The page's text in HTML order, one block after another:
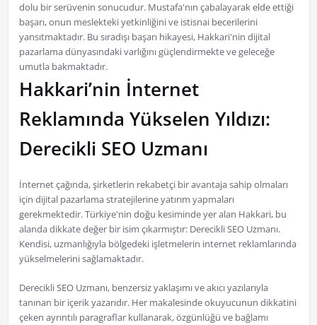
dolu bir serüvenin sonucudur. Mustafa'nın çabalayarak elde ettiği
başarı, onun meslekteki yetkinliğini ve istisnai becerilerini
yansıtmaktadır. Bu sıradışı başarı hikayesi, Hakkari'nin dijital
pazarlama dünyasındaki varlığını güçlendirmekte ve geleceğe
umutla bakmaktadır.
Hakkari’nin İnternet
Reklamında Yükselen Yıldızı:
Derecikli SEO Uzmanı
İnternet çağında, şirketlerin rekabetçi bir avantaja sahip olmaları
için dijital pazarlama stratejilerine yatırım yapmaları
gerekmektedir. Türkiye'nin doğu kesiminde yer alan Hakkari, bu
alanda dikkate değer bir isim çıkarmıştır: Derecikli SEO Uzmanı.
Kendisi, uzmanlığıyla bölgedeki işletmelerin internet reklamlarında
yükselmelerini sağlamaktadır.
Derecikli SEO Uzmanı, benzersiz yaklaşımı ve akıcı yazılarıyla
tanınan bir içerik yazarıdır. Her makalesinde okuyucunun dikkatini
çeken ayrıntılı paragraflar kullanarak, özgünlüğü ve bağlamı